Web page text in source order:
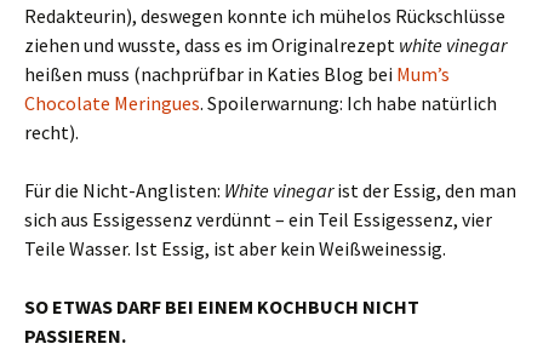
Redakteurin), deswegen konnte ich mühelos Rückschlüsse
ziehen und wusste, dass es im Originalrezept white vinegar
heißen muss (nachprüfbar in Katies Blog bei Mum’s
Chocolate Meringues. Spoilerwarnung: Ich habe natürlich
recht).
Für die Nicht-Anglisten: White vinegarist der Essig, den man
sich aus Essigessenz verdünnt – ein Teil Essigessenz, vier
Teile Wasser. Ist Essig, ist aber kein Weißweinessig.
SO ETWAS DARF BEI EINEM KOCHBUCH NICHT
PASSIEREN.